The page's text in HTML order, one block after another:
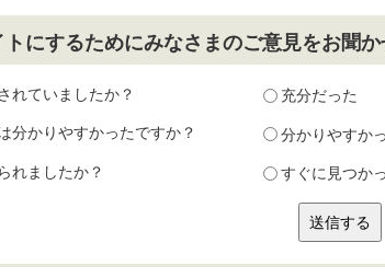
にするためにみなさまのご意見をお聞
れていましたか？ 充分だった
分かりやすかったですか？ 分かりやすか
れましたか？ すぐに見つか